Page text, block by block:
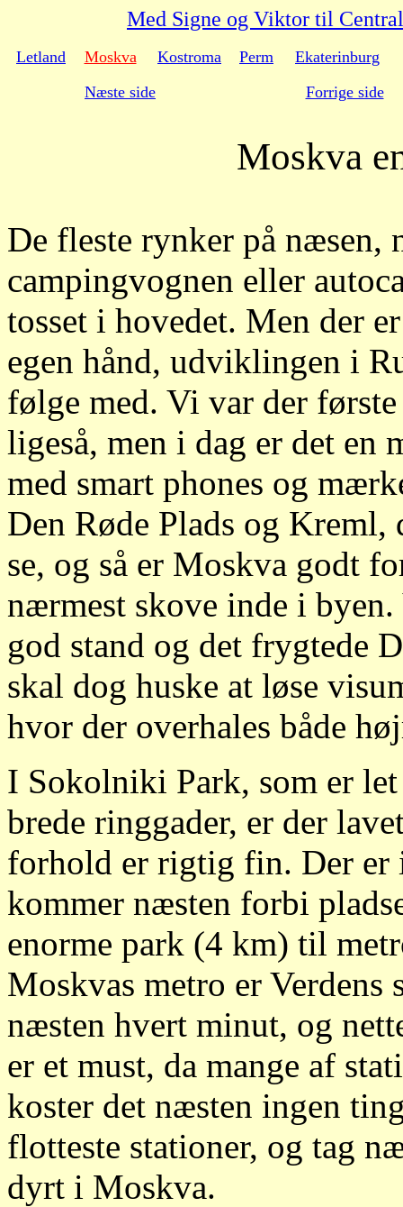
Med Signe og Viktor til
Letland Moskva Kostroma Perm
Ekaterinburg
Næste side
Forrige side
Moskva
De fleste rynker på næsen,
campingvognen eller
tosset i hovedet. Men der
egen hånd, udviklingen i
følge med. Vi var der
ligeså, men i dag er det en
med smart phones og
Den Røde Plads og Kreml,
se, og så er Moskva godt
nærmest skove inde i
god stand og det frygtede
skal dog huske at løse
hvor der overhales både
I Sokolniki Park, som er
brede ringgader, er der
forhold er rigtig fin. Der er
kommer næsten forbi
enorme park (4 km) til
Moskvas metro er Verdens
næsten hvert minut, og
er et must, da mange af
koster det næsten ingen
flotteste stationer, og tag
dyrt i Moskva.